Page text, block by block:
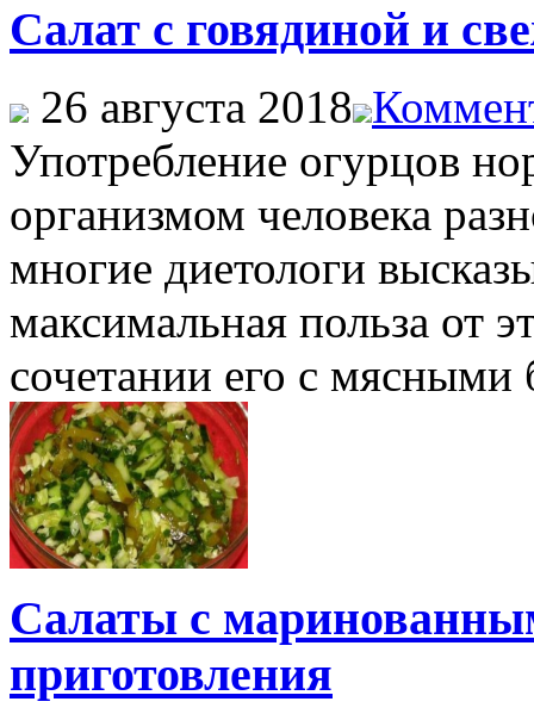
Салат с говядиной и
26 августа 2018
Употребление огурцов
организмом человека
многие диетологи
максимальная польза от
сочетании его с
Салаты с
приготовления